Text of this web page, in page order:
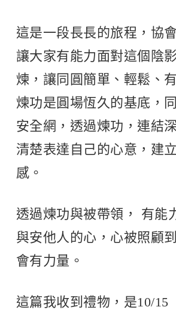
這是一段長長的旅程，協
讓大家有能力面對這個陰
煉，讓同圓簡單、輕鬆、
煉功是圓場恆久的基底，
安全網，透過煉功，連結
清楚表達自己的心意，建
感。
透過煉功與被帶領， 有能
與安他人的心，心被照顧
會有力量。
這篇我收到禮物，是10/15